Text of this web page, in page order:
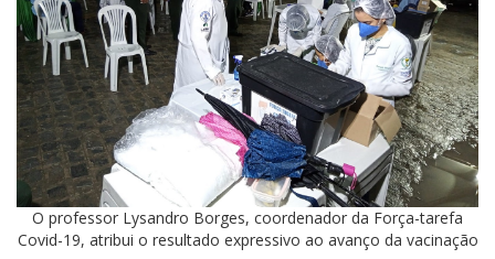
O professor Lysandro Borges, coordenador da Força-tarefa
Covid-19, atribui o resultado expressivo ao avanço da vacinação